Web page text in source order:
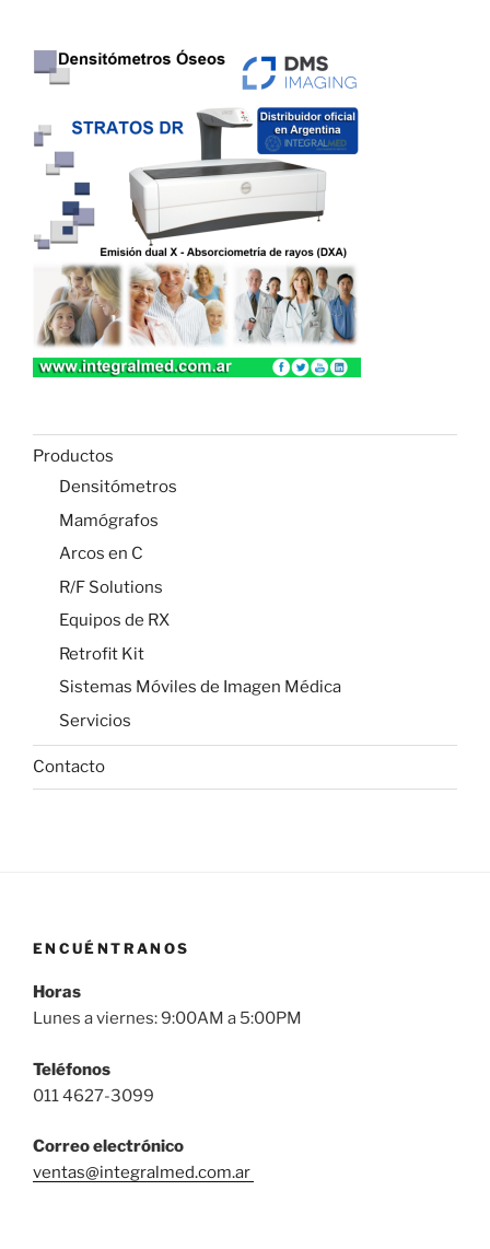
Productos
Densitómetros
Mamógrafos
Arcos en C
R/F Solutions
Equipos de RX
Retrofit Kit
Sistemas Móviles de Imagen Médica
Servicios
Contacto
ENCUÉNTRANOS
Horas
Lunes a viernes: 9:00AM a 5:00PM
Teléfonos
011 4627-3099
Correoelectrónico
ventas@integralmed.com.ar